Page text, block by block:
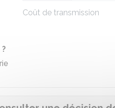
Coût de transmission